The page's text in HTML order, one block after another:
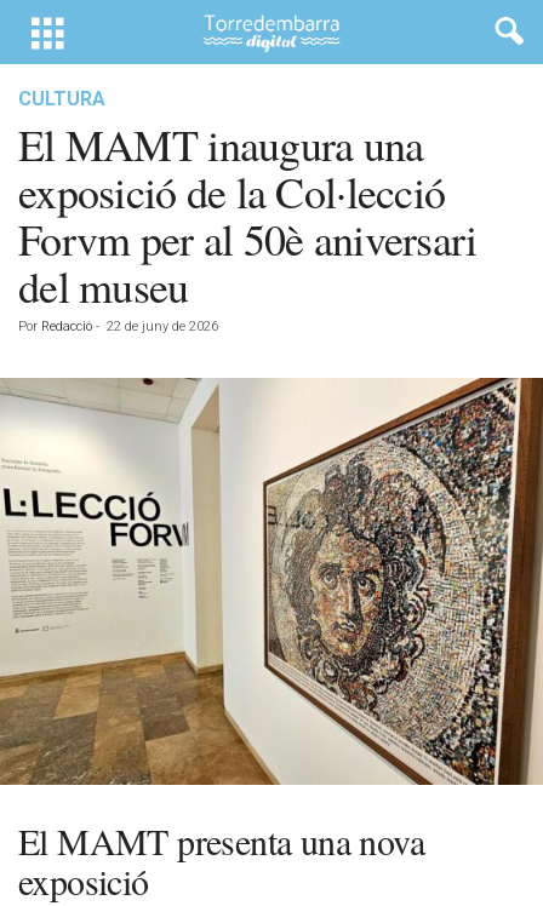
CULTURA
El MAMT inaugura una
exposició de la Col·lecció
Forvm per al 50è aniversari
del museu
Por Redacció - 22 de juny de 2026
El MAMT presenta una nova
exposició